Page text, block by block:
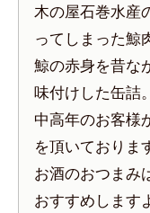
木の屋石巻水産
ってしまった鯨
鯨の赤身を昔な
味付けした缶詰。
中高年のお客様
を頂いておりま
お酒のおつまみ
おすすめします